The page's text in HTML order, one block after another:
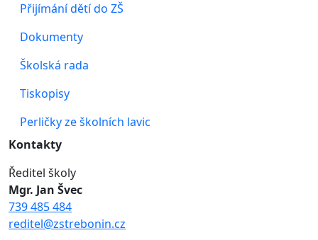
Přijímání dětí do ZŠ
Dokumenty
Školská rada
Tiskopisy
Perličky ze školních lavic
Kontakty
Ředitel školy
Mgr. Jan Švec
739 485 484
reditel@zstrebonin.cz